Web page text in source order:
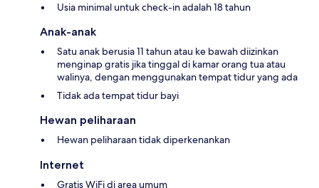
Usia minimal untuk check-in adalah 18 tahun
Anak-anak
Satu anak berusia 11 tahun atau ke bawah diizinkan
menginap gratis jika tinggal di kamar orang tua atau
walinya, dengan menggunakan tempat tidur yang ada
Tidak ada tempat tidur bayi
Hewan peliharaan
Hewan peliharaan tidak diperkenankan
Internet
Gratis WiFi di area umum